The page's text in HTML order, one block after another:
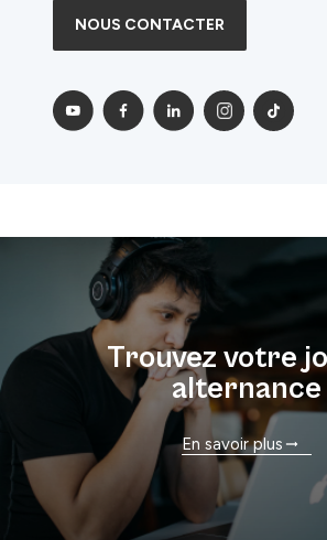
NOUS CONTACTER
Trouvez votre
alternance
En savoir plus